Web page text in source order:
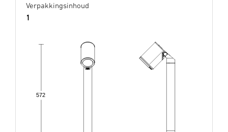
Verpakkingsinhoud
1
572